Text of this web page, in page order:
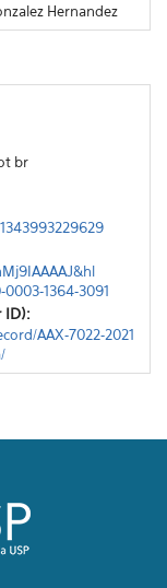
Hernandez
br
1364-3091
ID):
AAX-7022-2021